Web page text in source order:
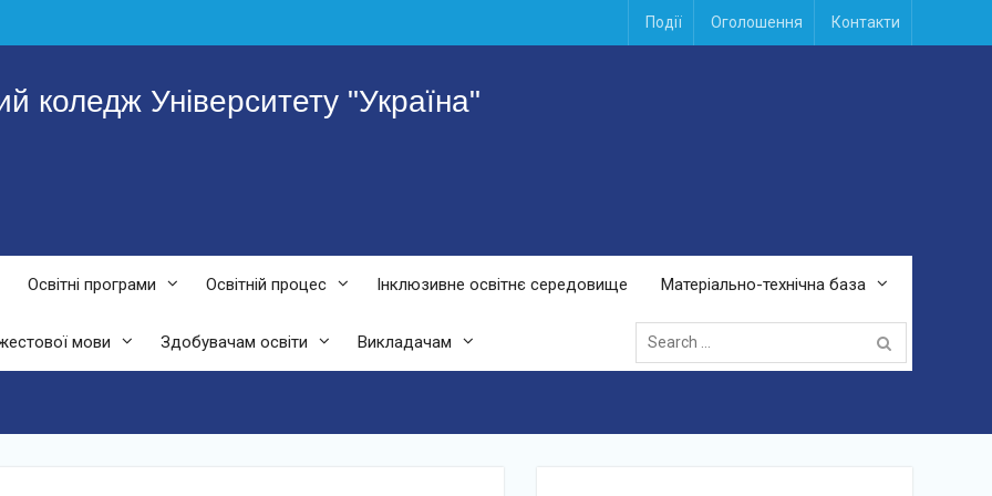
Події Оголошення Контакти
коледж Університету "Україна"
Освітні програми Освітній процес Інклюзивне освітнє середовище Матеріально-технічна база
мови Здобувачам освіти Викладачам
Search
for: